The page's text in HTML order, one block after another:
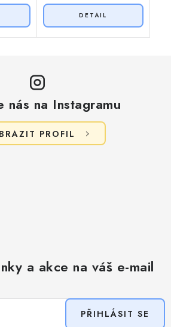
nás na Instagramu
PROFIL
a akce na váš e-mail
PŘIHLÁSIT SE